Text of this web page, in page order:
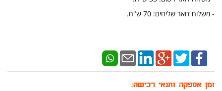
​- משלוח דואר שליחים: 70 ש"ח.
זמן אספקה ותנאי רכישה: